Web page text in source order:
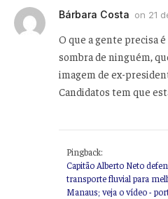
Bárbara Costa on 21
O que a gente precisa
sombra de ninguém,
imagem de ex-
Candidatos tem que
Pingback:
Capitão Alberto Neto
transporte fluvial para
Manaus; veja o vídeo -